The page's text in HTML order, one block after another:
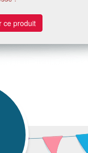
ce produit